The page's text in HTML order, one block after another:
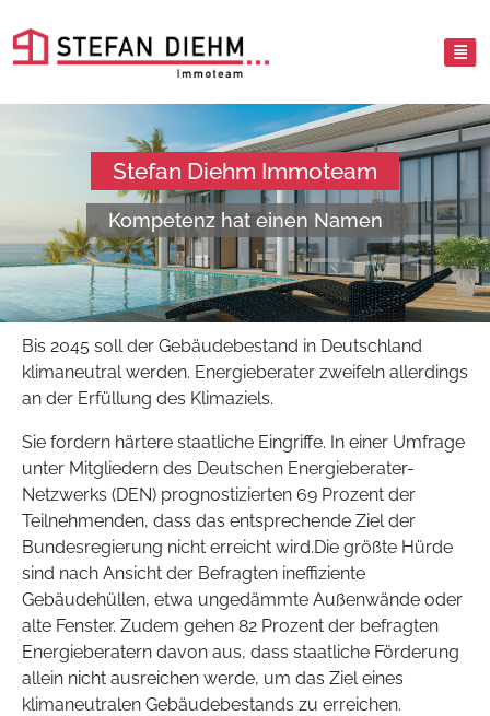
Stefan Diehm Immoteam
Kompetenz hat einen Namen
Bis 2045 soll der Gebäudebestand in Deutschland
klimaneutral werden. Energieberater zweifeln allerdings
an der Erfüllung des Klimaziels.
Sie fordern härtere staatliche Eingriffe. In einer Umfrage
unter Mitgliedern des Deutschen Energieberater-
Netzwerks (DEN) prognostizierten 69 Prozent der
Teilnehmenden, dass das entsprechende Ziel der
Bundesregierung nicht erreicht wird.Die größte Hürde
sind nach Ansicht der Befragten ineffiziente
Gebäudehüllen, etwa ungedämmte Außenwände oder
alte Fenster. Zudem gehen 82 Prozent der befragten
Energieberatern davon aus, dass staatliche Förderung
allein nicht ausreichen werde, um das Ziel eines
klimaneutralen Gebäudebestands zu erreichen.